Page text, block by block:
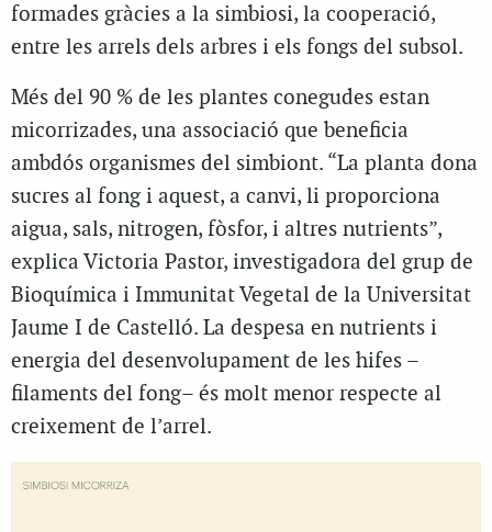
formades gràcies a la simbiosi, la cooperació,
entre les arrels dels arbres i els fongs del subsol.
Més del 90 % de les plantes conegudes estan
micorrizades, una associació que beneficia
ambdós organismes del simbiont. “La planta dona
sucres al fong i aquest, a canvi, li proporciona
aigua, sals, nitrogen, fòsfor, i altres nutrients”,
explica Victoria Pastor, investigadora del grup de
Bioquímica i Immunitat Vegetal de la Universitat
Jaume I de Castelló. La despesa en nutrients i
energia del desenvolupament de les hifes –
filaments del fong– és molt menor respecte al
creixement de l’arrel.